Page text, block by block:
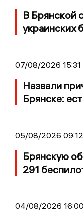
В Брянской
украинских
07/08/2026 15:31
Назвали
Брянске:
05/08/2026 09:12
Брянскую
291
04/08/2026 16:00